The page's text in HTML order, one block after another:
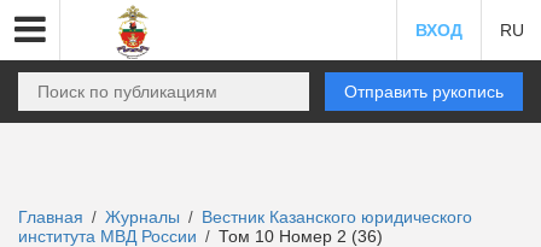
ВХОД RU
Отправить рукопись
Главная / Журналы / Вестник Казанского юридического
института МВД России / Том 10 Номер 2 (36)